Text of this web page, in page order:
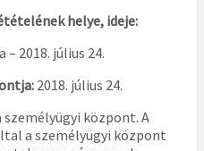
helye, ideje:
2018. július 24.
2018. július 24.
központ. A
a személyügyi központ